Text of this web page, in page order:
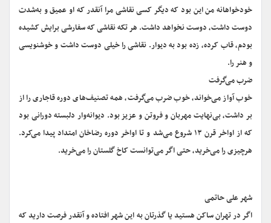
خودخواهانه من این بود که دیگر کسی نقاشی مرا آنقدر که او عمیق و به‌شدت
دوست داشت، دوست نخواهد داشت. هر تکه نقاشی که سفارشی برایش کشیده
بودم، قاب کرده، زده بود به دیوار. نقاشی را خیلی دوست داشت و خوشنویسی
و هنر را.
ضرب می‌گرفت
خوب آواز می‌خواند، خوب ضرب می‌گرفت، همه تصنیف‌های دوره قاجاری را از
بر داشت، بی‌نهایت مهربان و فروتن و عزیز بود. دیوانه‌وار دلبسته دورانی بود
که از اواخر قرن ۱۳ شروع می‌شد و تا اواخر دوره رضاخان امتداد پیدا می‌کرد.
هرچیزی را می‌خرید، حتی اگر می‌توانست کاخ گلستان را می‌خرید.
شهر علی حاتمی
اگر در تهران ساکن هستید یا گذرتان به این شهر افتاده و آنقدر فرصت دارید که